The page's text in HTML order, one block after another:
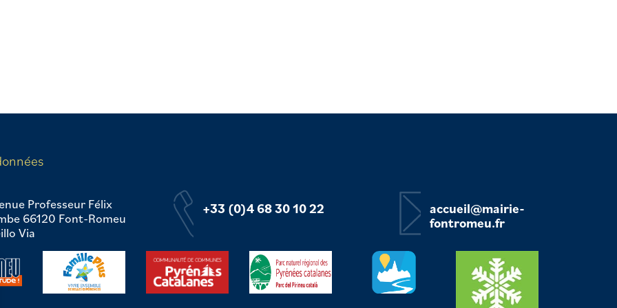
Professeur Félix
66120 Font-Romeu
Via
+33 (0)4 68 30 10 22
accueil@mairie-
fontromeu.fr